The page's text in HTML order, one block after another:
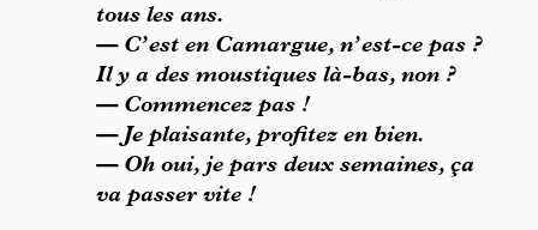
tous les ans.
— C’est en Camargue, n’est-ce pas ?
Il y a des moustiques là-bas, non ?
— Commencez pas !
— Je plaisante, profitez en bien.
— Oh oui, je pars deux semaines, ça
va passer vite !